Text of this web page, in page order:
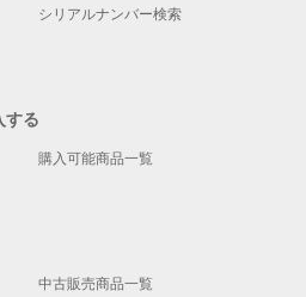
シリアルナンバー検索
する
購入可能商品一覧
中古販売商品一覧